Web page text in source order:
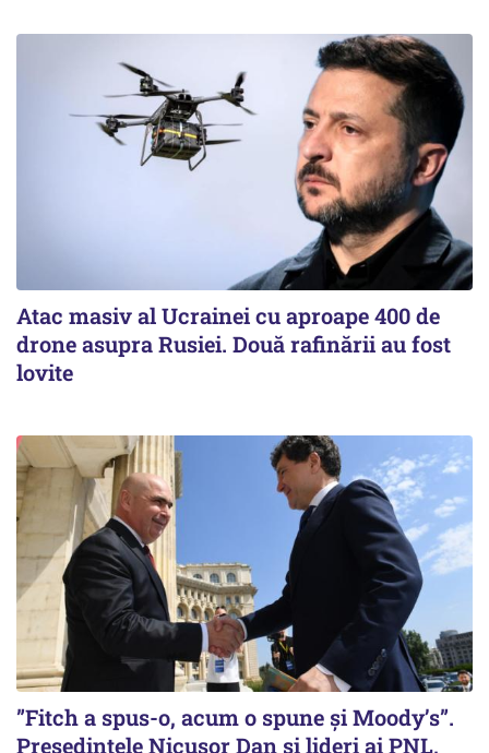
Atac masiv al Ucrainei cu aproape 400 de
drone asupra Rusiei. Două rafinării au fost
lovite
”Fitch a spus-o, acum o spune și Moody’s”.
Președintele Nicușor Dan și lideri ai PNL,